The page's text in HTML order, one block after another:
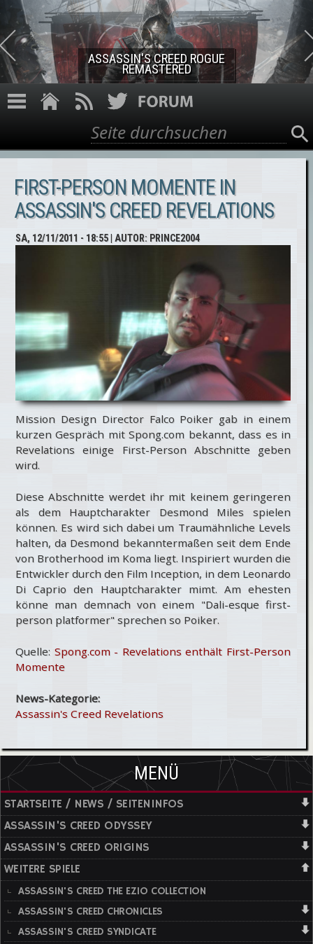
Direkt zum Inhalt
ASSASSIN'S CREED ROGUE
REMASTERED
Suchformular
Suche
FIRST-PERSON MOMENTE IN
ASSASSIN'S CREED REVELATIONS
SA, 12/11/2011 - 18:55| AUTOR: PRINCE2004
Mission Design Director Falco Poiker gab in einem
kurzen Gespräch mit Spong.com bekannt, dass es in
Revelations einige First-Person Abschnitte geben
wird.
Diese Abschnitte werdet ihr mit keinem geringeren
als dem Hauptcharakter Desmond Miles spielen
können. Es wird sich dabei um Traumähnliche Levels
halten, da Desmond bekanntermaßen seit dem Ende
von Brotherhood im Koma liegt. Inspiriert wurden die
Entwickler durch den Film Inception, in dem Leonardo
Di Caprio den Hauptcharakter mimt. Am ehesten
könne man demnach von einem "Dali-esque first-
person platformer" sprechen so Poiker.
Quelle: Spong.com - Revelations enthält First-Person
Momente
News-Kategorie:
Assassin's Creed Revelations
MENÜ
STARTSEITE / NEWS / SEITENINFOS
ASSASSIN'S CREED ODYSSEY
ASSASSIN'S CREED ORIGINS
WEITERE SPIELE
ASSASSIN'S CREED THE EZIO COLLECTION
ASSASSIN'S CREED CHRONICLES
ASSASSIN'S CREED SYNDICATE